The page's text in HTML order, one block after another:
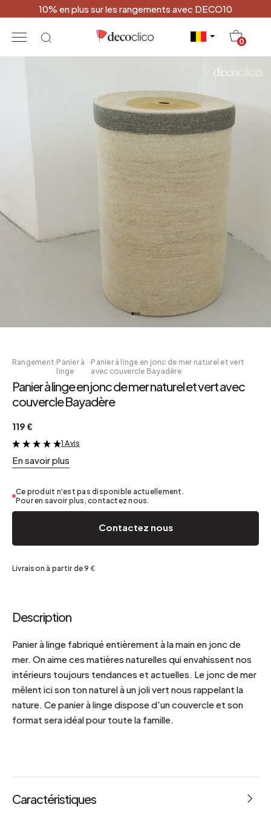
10% en plus sur les rangements avec DECO10
0
Rangement·Panier à
linge
·Panier à linge en jonc de mer naturel et vert
avec couvercle Bayadère
Panier à linge en jonc de mer naturel et vert avec
couvercle Bayadère
119 €
&
1 Avis
En savoir plus
Ce produit n'est pas disponible actuellement.
Pour en savoir plus, contactez nous.
Contactez nous
Livraison à partir de 9 €
Description
Panier à linge fabriqué entièrement à la main en jonc de
mer. On aime ces matières naturelles qui envahissent nos
intérieurs toujours tendances et actuelles. Le jonc de mer
mêlent ici son ton naturel à un joli vert nous rappelant la
nature. Ce panier à linge dispose d'un couvercle et son
format sera idéal pour toute la famille.
Caractéristiques